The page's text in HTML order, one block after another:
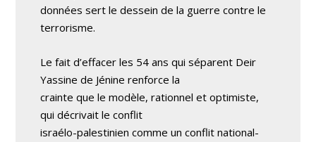
données sert le dessein de la guerre contre le
terrorisme.
Le fait d’effacer les 54 ans qui séparent Deir
Yassine de Jénine renforce la
crainte que le modèle, rationnel et optimiste,
qui décrivait le conflit
israélo-palestinien comme un conflit national-